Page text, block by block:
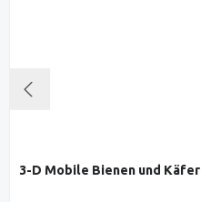
3-D Mobile Bienen und Käfer